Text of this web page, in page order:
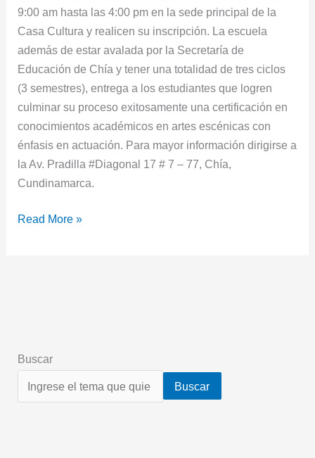
9:00 am hasta las 4:00 pm en la sede principal de la
Casa Cultura y realicen su inscripción. La escuela
además de estar avalada por la Secretaría de
Educación de Chía y tener una totalidad de tres ciclos
(3 semestres), entrega a los estudiantes que logren
culminar su proceso exitosamente una certificación en
conocimientos académicos en artes escénicas con
énfasis en actuación. Para mayor información dirigirse a
la Av. Pradilla #Diagonal 17 # 7 – 77, Chía,
Cundinamarca.
Read More »
Buscar
Buscar